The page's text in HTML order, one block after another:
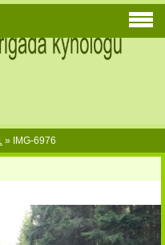
» IMG-6976